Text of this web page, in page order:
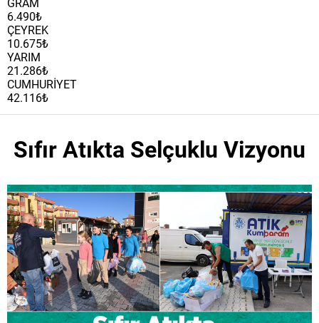
GRAM
6.490₺
ÇEYREK
10.675₺
YARIM
21.286₺
CUMHURİYET
42.116₺
Sıfır Atıkta Selçuklu Vizyonu